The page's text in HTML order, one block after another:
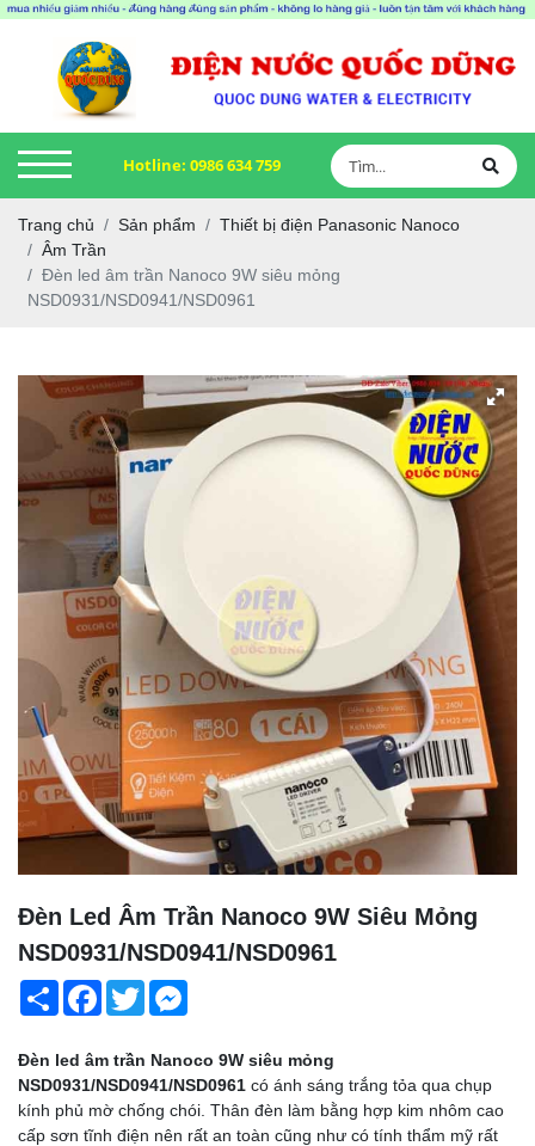
Hotline: 0986 634 759
Trang chủ Sản phẩm
Thiết bị điện Panasonic Nanoco
Âm Trần
Đèn led âm trần Nanoco 9W siêu mỏng
NSD0931/NSD0941/NSD0961
Đèn Led Âm Trần Nanoco 9W Siêu Mỏng
NSD0931/NSD0941/NSD0961
Share Facebook
Twitter
Đèn led âm trần Nanoco 9W siêu mỏng
NSD0931/NSD0941/NSD0961 có ánh sáng trắng tỏa qua chụp
kính phủ mờ chống chói. Thân đèn làm bằng hợp kim nhôm cao
cấp sơn tĩnh điện nên rất an toàn cũng như có tính thẩm mỹ rất